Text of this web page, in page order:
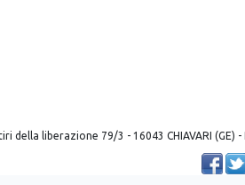
della liberazione 79/3 - 16043 CHIAVARI (GE)